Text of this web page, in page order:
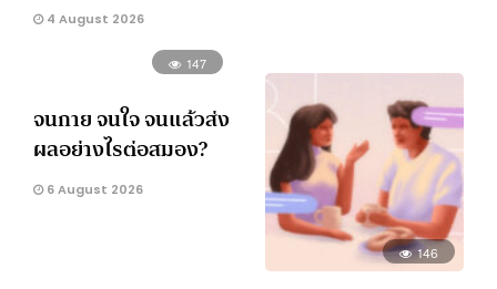
4 August 2026
147
จนกาย จนใจ จนแล้วส่ง
ผลอย่างไรต่อสมอง?
6 August 2026
146